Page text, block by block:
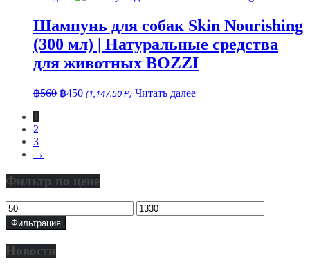
Шампунь для собак Skin Nourishing
(300 мл) | Натуральные средства
для животных BOZZI
฿560 Первоначальная
฿450Текущая
(1,147.50 ₽) Читать далее
1
2
3
→
Фильтр по цене
Минимальная
цена
Максимальная
цена
Фильтрация
Новости